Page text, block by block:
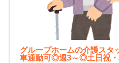
グループホームの介護スタ
車通勤可◎週3～◎土日祝